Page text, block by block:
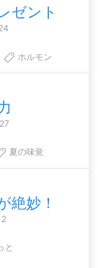
ゼント
ホルモン
夏の味覚
絶妙！
と